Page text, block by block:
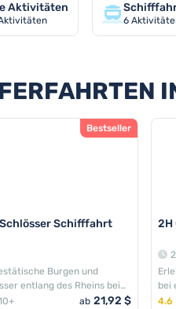
Aktivitäten
6
Bestseller
Schifffahrt
Burgen und
entlang des Rheins bei
ab 21,92 $
2H
bei
4.6